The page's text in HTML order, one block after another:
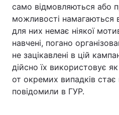
само відмовляються або
можливості намагаються
для них немає ніякої
навчені, погано
не зацікавлені в цій
дійсно їх використовує
от окремих випадків стає
повідомили в ГУР.